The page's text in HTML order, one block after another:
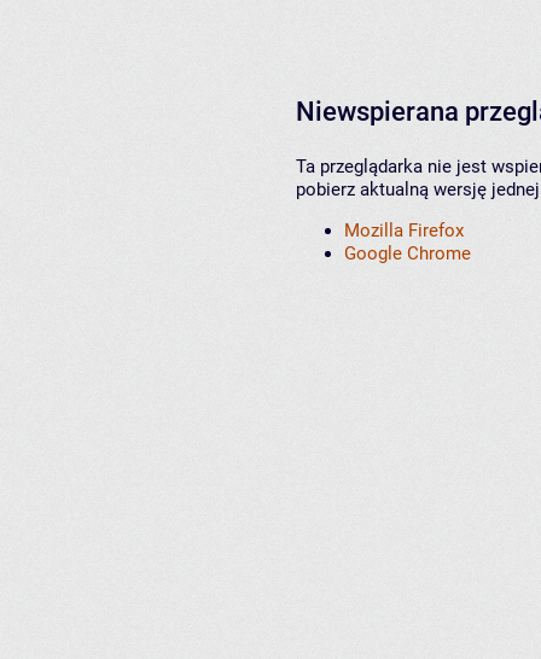
Niewspierana
Ta przeglądarka nie jest
pobierz aktualną wersję
Mozilla Firefox
Google Chrome